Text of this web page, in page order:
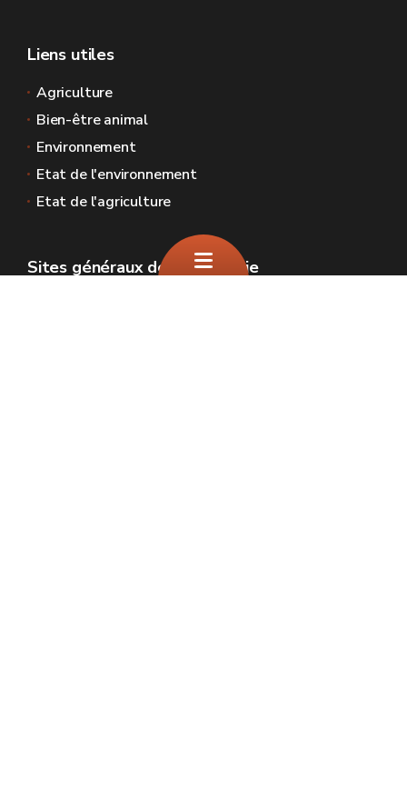
Liens utiles
Agriculture
Bien-être animal
Environnement
Etat de l'environnement
Etat de l'agriculture
Sites généraux de la Wallonie